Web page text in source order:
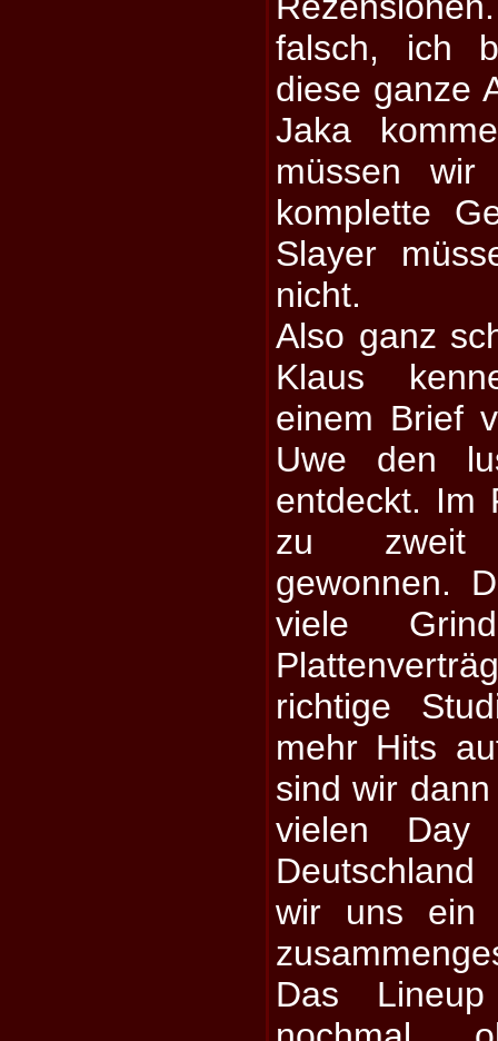
falsch, ich
diese ganze
Jaka
müssen
komplette
Slayer
nicht.
Also ganz
Klaus
einem Brief
Uwe den
entdeckt. Im
zu zweit
gewonnen.
viele
richtige
mehr Hits
sind wir
vielen Day
wir uns ein
Das